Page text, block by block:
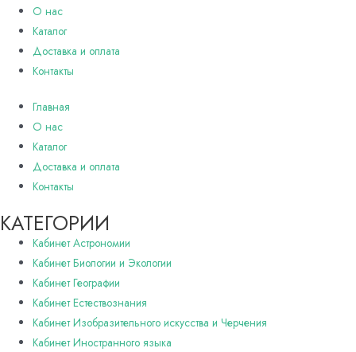
О нас
Каталог
Доставка и оплата
Контакты
Главная
О нас
Каталог
Доставка и оплата
Контакты
КАТЕГОРИИ
Кабинет Астрономии
Кабинет Биологии и Экологии
Кабинет Географии
Кабинет Естествознания
Кабинет Изобразительного искусства и Черчения
Кабинет Иностранного языка